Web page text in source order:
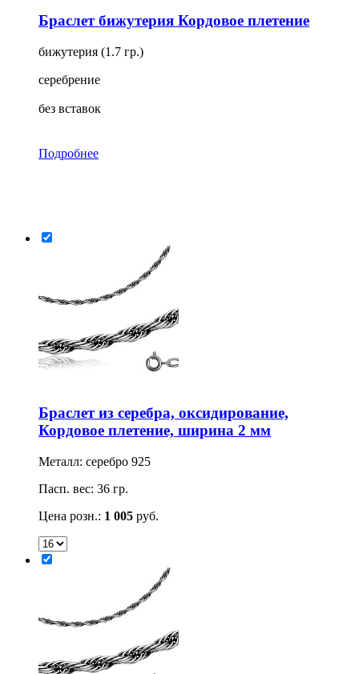
Браслет бижутерия Кордовое плетение
бижутерия (1.7 гр.)
серебрение
без вставок
Подробнее
Браслет из серебра, оксидирование,
Кордовое плетение, ширина 2 мм
Металл: серебро 925
Пасп. вес: 36 гр.
Цена розн.: 1 005 руб.